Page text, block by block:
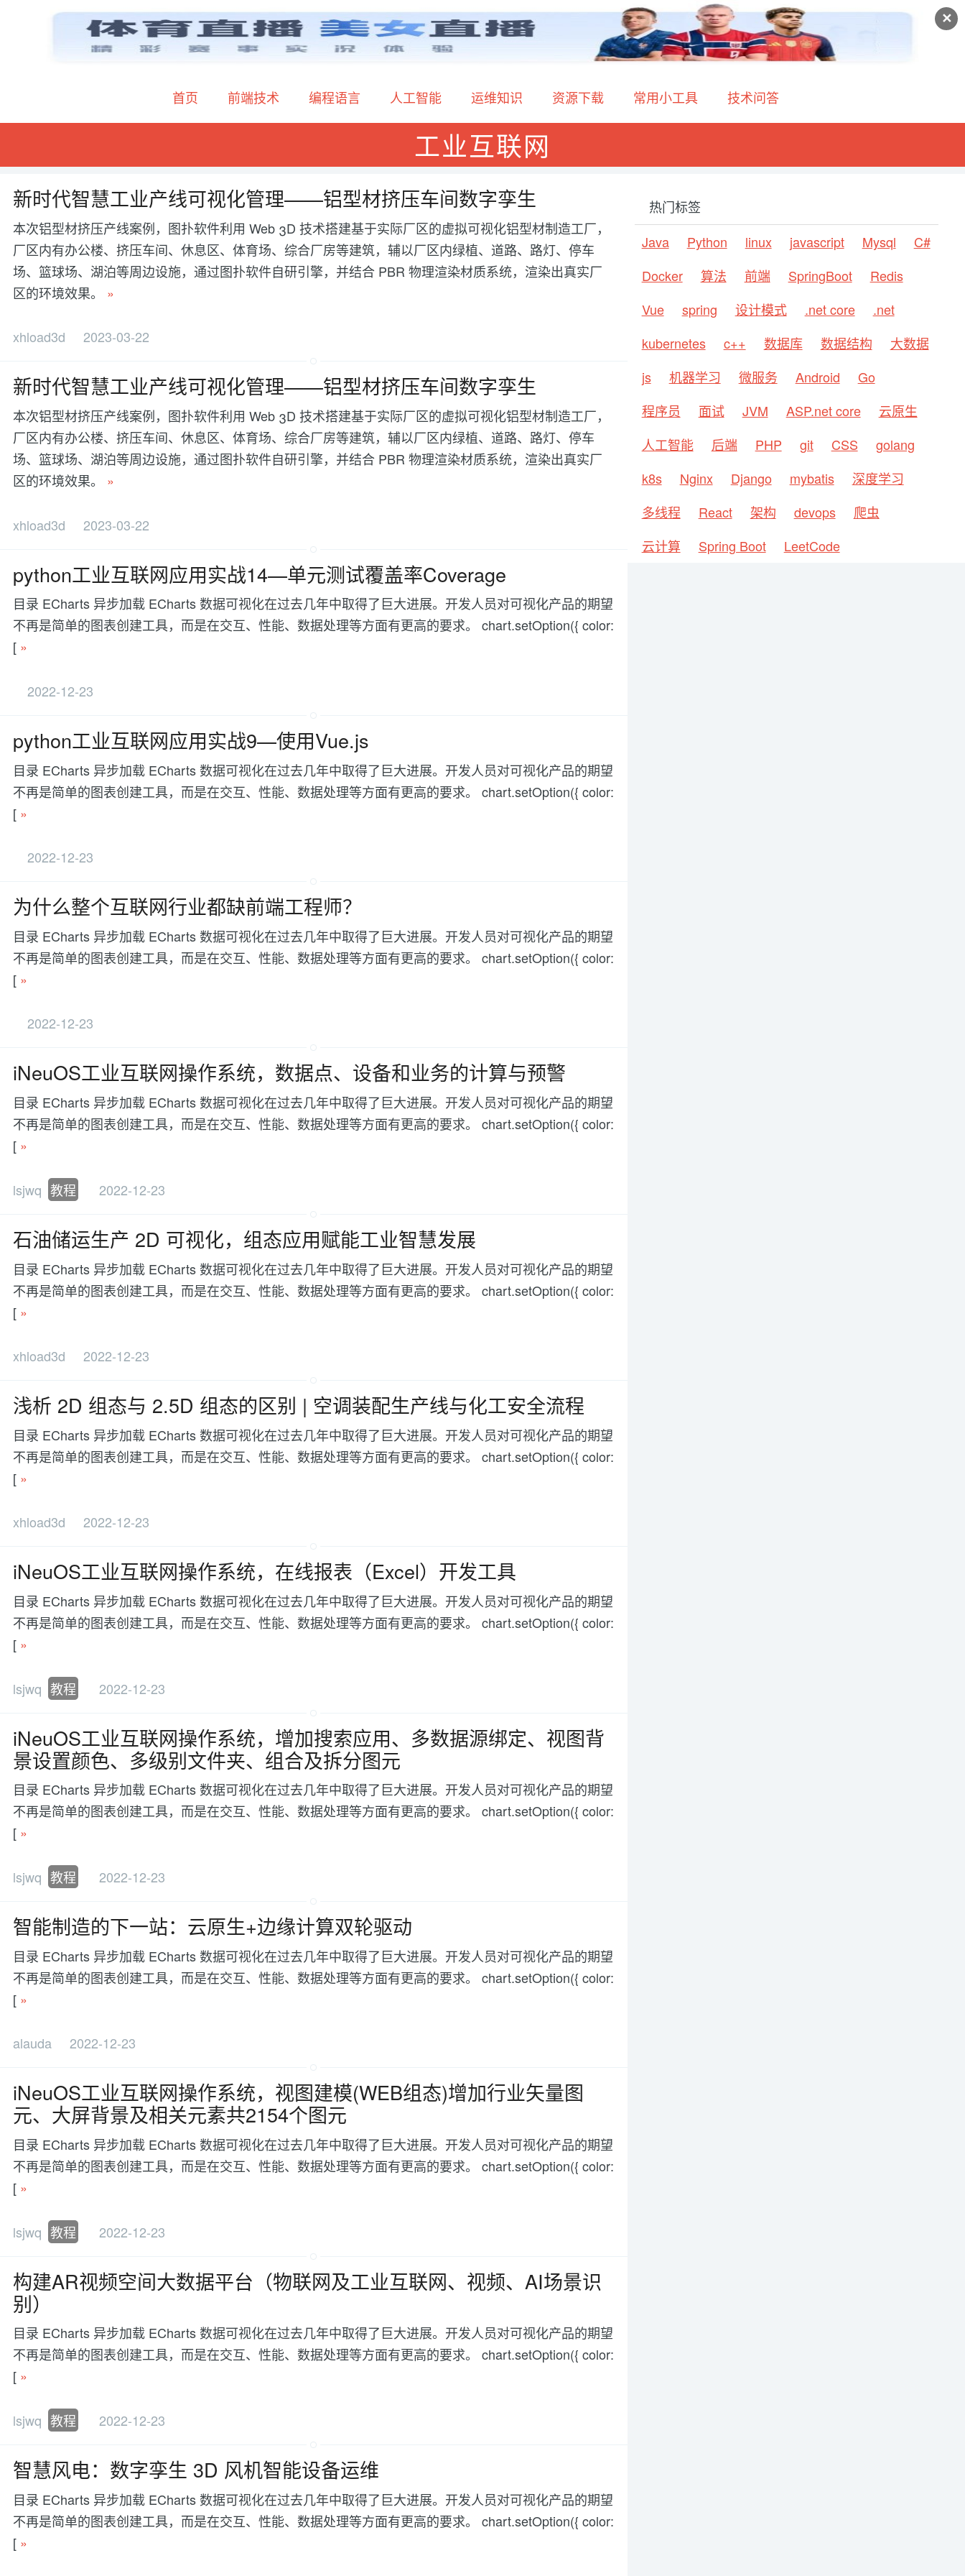
✕
首页 前端技术 编程语言 人工智能 运维知识 资源下载 常用小工具 技术问答
工业互联网
新时代智慧工业产线可视化管理——铝型材挤压车间数字孪生
本次铝型材挤压产线案例，图扑软件利用 Web 3D 技术搭建基于实际厂区的虚拟可视化铝型材制造工厂，
厂区内有办公楼、挤压车间、休息区、体育场、综合厂房等建筑，辅以厂区内绿植、道路、路灯、停车
场、篮球场、湖泊等周边设施，通过图扑软件自研引擎，并结合 PBR 物理渲染材质系统，渲染出真实厂
区的环境效果。 »
xhload3d 2023-03-22
新时代智慧工业产线可视化管理——铝型材挤压车间数字孪生
本次铝型材挤压产线案例，图扑软件利用 Web 3D 技术搭建基于实际厂区的虚拟可视化铝型材制造工厂，
厂区内有办公楼、挤压车间、休息区、体育场、综合厂房等建筑，辅以厂区内绿植、道路、路灯、停车
场、篮球场、湖泊等周边设施，通过图扑软件自研引擎，并结合 PBR 物理渲染材质系统，渲染出真实厂
区的环境效果。 »
xhload3d 2023-03-22
python工业互联网应用实战14—单元测试覆盖率Coverage
目录 ECharts 异步加载 ECharts 数据可视化在过去几年中取得了巨大进展。开发人员对可视化产品的期望
不再是简单的图表创建工具，而是在交互、性能、数据处理等方面有更高的要求。 chart.setOption({ color:
[ »
2022-12-23
python工业互联网应用实战9—使用Vue.js
目录 ECharts 异步加载 ECharts 数据可视化在过去几年中取得了巨大进展。开发人员对可视化产品的期望
不再是简单的图表创建工具，而是在交互、性能、数据处理等方面有更高的要求。 chart.setOption({ color:
[ »
2022-12-23
为什么整个互联网行业都缺前端工程师？
目录 ECharts 异步加载 ECharts 数据可视化在过去几年中取得了巨大进展。开发人员对可视化产品的期望
不再是简单的图表创建工具，而是在交互、性能、数据处理等方面有更高的要求。 chart.setOption({ color:
[ »
2022-12-23
iNeuOS工业互联网操作系统，数据点、设备和业务的计算与预警
目录 ECharts 异步加载 ECharts 数据可视化在过去几年中取得了巨大进展。开发人员对可视化产品的期望
不再是简单的图表创建工具，而是在交互、性能、数据处理等方面有更高的要求。 chart.setOption({ color:
[ »
lsjwq 教程 2022-12-23
石油储运生产 2D 可视化，组态应用赋能工业智慧发展
目录 ECharts 异步加载 ECharts 数据可视化在过去几年中取得了巨大进展。开发人员对可视化产品的期望
不再是简单的图表创建工具，而是在交互、性能、数据处理等方面有更高的要求。 chart.setOption({ color:
[ »
xhload3d 2022-12-23
浅析 2D 组态与 2.5D 组态的区别 | 空调装配生产线与化工安全流程
目录 ECharts 异步加载 ECharts 数据可视化在过去几年中取得了巨大进展。开发人员对可视化产品的期望
不再是简单的图表创建工具，而是在交互、性能、数据处理等方面有更高的要求。 chart.setOption({ color:
[ »
xhload3d 2022-12-23
iNeuOS工业互联网操作系统，在线报表（Excel）开发工具
目录 ECharts 异步加载 ECharts 数据可视化在过去几年中取得了巨大进展。开发人员对可视化产品的期望
不再是简单的图表创建工具，而是在交互、性能、数据处理等方面有更高的要求。 chart.setOption({ color:
[ »
lsjwq 教程 2022-12-23
iNeuOS工业互联网操作系统，增加搜索应用、多数据源绑定、视图背
景设置颜色、多级别文件夹、组合及拆分图元
目录 ECharts 异步加载 ECharts 数据可视化在过去几年中取得了巨大进展。开发人员对可视化产品的期望
不再是简单的图表创建工具，而是在交互、性能、数据处理等方面有更高的要求。 chart.setOption({ color:
[ »
lsjwq 教程 2022-12-23
智能制造的下一站：云原生+边缘计算双轮驱动
目录 ECharts 异步加载 ECharts 数据可视化在过去几年中取得了巨大进展。开发人员对可视化产品的期望
不再是简单的图表创建工具，而是在交互、性能、数据处理等方面有更高的要求。 chart.setOption({ color:
[ »
alauda 2022-12-23
iNeuOS工业互联网操作系统，视图建模(WEB组态)增加行业矢量图
元、大屏背景及相关元素共2154个图元
目录 ECharts 异步加载 ECharts 数据可视化在过去几年中取得了巨大进展。开发人员对可视化产品的期望
不再是简单的图表创建工具，而是在交互、性能、数据处理等方面有更高的要求。 chart.setOption({ color:
[ »
lsjwq 教程 2022-12-23
构建AR视频空间大数据平台（物联网及工业互联网、视频、AI场景识
别）
目录 ECharts 异步加载 ECharts 数据可视化在过去几年中取得了巨大进展。开发人员对可视化产品的期望
不再是简单的图表创建工具，而是在交互、性能、数据处理等方面有更高的要求。 chart.setOption({ color:
[ »
lsjwq 教程 2022-12-23
智慧风电：数字孪生 3D 风机智能设备运维
目录 ECharts 异步加载 ECharts 数据可视化在过去几年中取得了巨大进展。开发人员对可视化产品的期望
不再是简单的图表创建工具，而是在交互、性能、数据处理等方面有更高的要求。 chart.setOption({ color:
[ »
热门标签
Java
Python linux javascript Mysql
C#
Docker
算法 前端 SpringBoot
Redis
Vue
spring 设计模式 .net core
.net
kubernetes
c++ 数据库 数据结构
大数据
js
机器学习 微服务 Android
Go
程序员
面试 JVM ASP.net core
云原生
人工智能
后端 PHP git CSS
golang
k8s
Nginx Django mybatis
深度学习
多线程
React 架构 devops
爬虫
云计算
Spring Boot LeetCode